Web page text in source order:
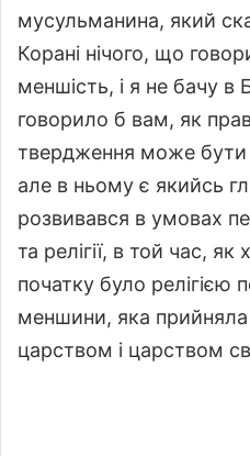
мусульманина, який
Корані нічого, що
меншість, і я не бачу в
говорило б вам, як
твердження може бути
але в ньому є якийсь
розвивався в умовах
та релігії, в той час,
початку було релігією
меншини, яка
царством і царством